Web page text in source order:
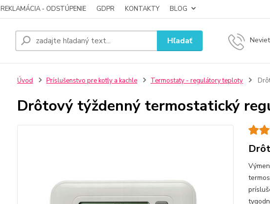
REKLAMÁCIA - ODSTÚPENIE GDPR KONTAKTY BLOG
Hľadať
Úvod Príslušenstvo pre kotly a kachle Termostaty - regulátory teploty
Drôtový týždenný termostatický